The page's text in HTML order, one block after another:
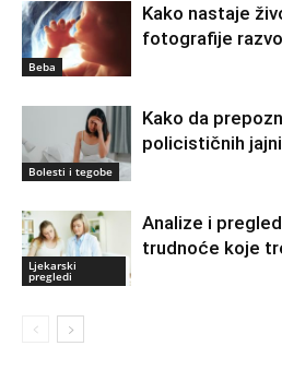
Beba
Kako nastaje
fotografije
Bolesti i tegobe
Kako da
policističnih
Ljekarski
pregledi
Analize i
trudnoće koje